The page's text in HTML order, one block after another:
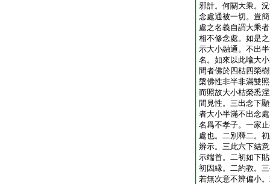
邪計。何關大乘。
念處通被一切。豈
處之名義自謂大乘
相不修念處。如是
示大小融通。不出
名。如來以此喩大
間者佛於四枯四榮
槃佛性非半非滿雙
而照故大小枯榮悉
間見性。三出念下
者大小半滿不出念
名爲不孝子。一家
處也。二別釋二。
辨示。三此六下結
示端首。二初如下
初因縁。二約教。
若無次意不辨偏小